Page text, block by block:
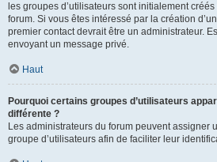
les groupes d’utilisateurs sont initialement
forum. Si vous êtes intéressé par la création
premier contact devrait être un administrateur.
envoyant un message privé.
Haut
Pourquoi certains groupes d’utilisateurs
différente ?
Les administrateurs du forum peuvent assigner
groupe d’utilisateurs afin de faciliter leur